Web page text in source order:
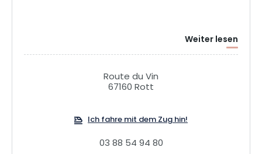
Weiter lesen
Route du Vin
67160 Rott
Ich fahre mit dem Zug hin!
03 88 54 94 80